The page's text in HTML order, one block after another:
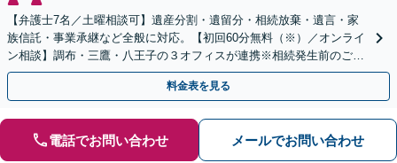
【弁護士7名／土曜相談可】遺産分割・遺留分・相続放棄・遺言・家
族信託・事業承継など全般に対応。【初回60分無料（※）／オンライ
ン相談】調布・三鷹・八王子の３オフィスが連携※相続発生前のご相
談など有料相談になるものもございます。
料金表を見る
電話でお問い合わせ メールでお問い合わせ